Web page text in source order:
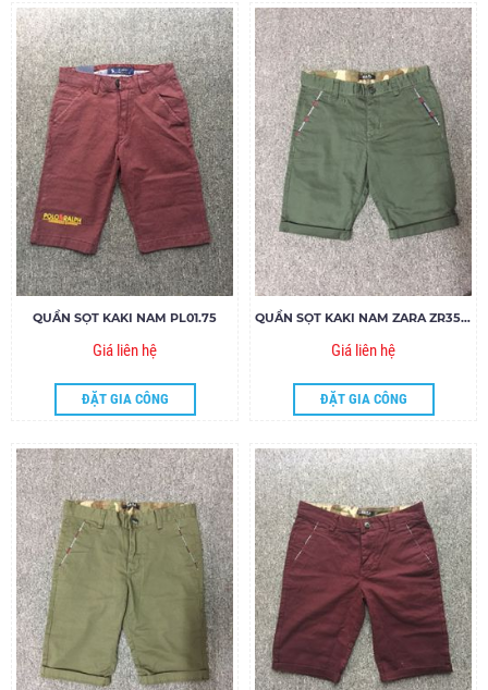
QUẦN SỌT KAKI NAM PL01.75
Giá liên hệ
ĐẶT GIA CÔNG
QUẦN SỌT KAKI NAM ZARA ZR35.85
Giá liên hệ
ĐẶT GIA CÔNG